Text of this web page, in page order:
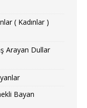
( Kadınlar )
Arayan Dullar
Bayan